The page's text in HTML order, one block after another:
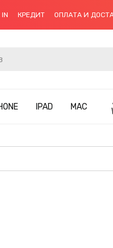
КРЕДИТ ОПЛАТА И
IPAD MAC